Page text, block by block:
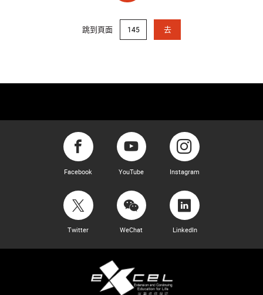
跳到頁面 去
Facebook YouTube Instagram
Twitter WeChat LinkedIn